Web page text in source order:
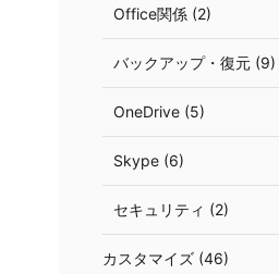
Office関係 (2)
バックアップ・復元 (9)
OneDrive (5)
Skype (6)
セキュリティ (2)
カスタマイズ (46)